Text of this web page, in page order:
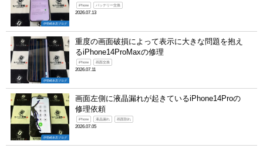
伊勢崎本店ブログ
iPhone バッテリー交換
2026.07.13
伊勢崎本店ブログ
重度の画面破損によって表示に大きな問題を抱え
るiPhone14ProMaxの修理
iPhone 画面交換
2026.07.11
伊勢崎本店ブログ
画面左側に液晶漏れが起きているiPhone14Proの
修理依頼
iPhone 液晶漏れ 画面割れ
2026.07.05